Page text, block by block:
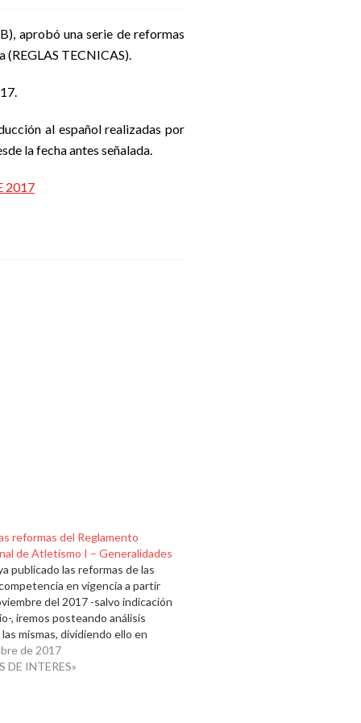
aprobó una serie de reformas
(REGLAS TECNICAS).
al español realizadas por
la fecha antes señalada.
2017
reformas del Reglamento
de Atletismo I – Generalidades
publicado las reformas de las
en vigencia a partir
del 2017 -salvo indicación
, iremos posteando análisis
mismas, dividiendo ello en
En este primer posteo,
las cuestiones generales para
de 2017
DE INTERES»